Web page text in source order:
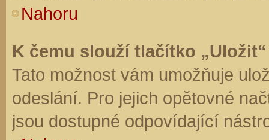
Nahoru
K čemu slouží tlačítko
Tato možnost vám umožňuje
odeslání. Pro jejich opětovné
jsou dostupné odpovídající